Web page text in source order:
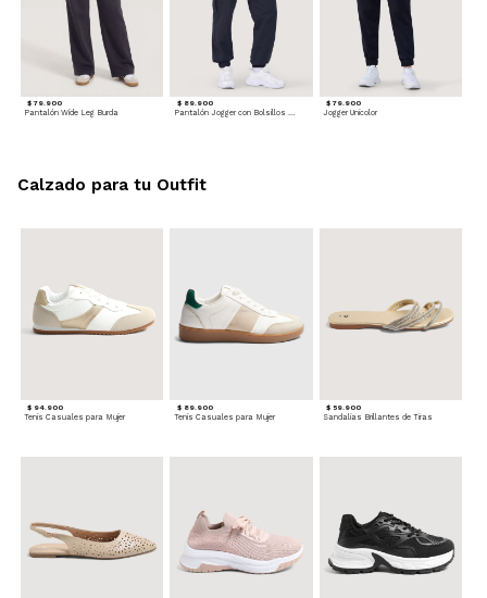
$ 79.900
Pantalón Wide Leg Burda
$ 89.900
Pantalón Jogger con Bolsillos Cargo
$ 79.900
Jogger Unicolor
$ 94.900
Tenis Casuales para Mujer
$ 89.900
Tenis Casuales para Mujer
$ 59.900
Sandalias Brillantes de Tiras
Calzado para tu Outfit